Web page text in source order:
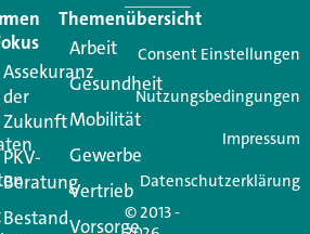
Alles, was
leichter macht. Mit nur einem
Assekuranz
der
Zukunft
PKV-
Beratung
Bestand
Themenübersicht
Arbeit
Gesundheit
Mobilität
Gewerbe
Vertrieb
Vorsorge
© 2013 -
Consent Einstellungen
Nutzungsbedingungen
Impressum
Datenschutzerklärung